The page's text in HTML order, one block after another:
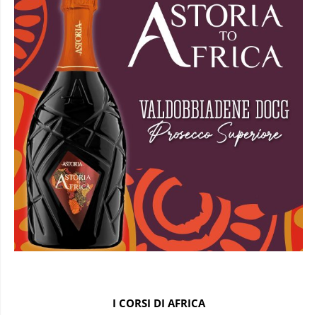
I CORSI DI AFRICA